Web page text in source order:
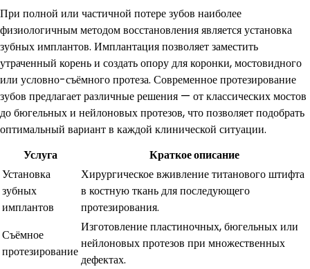
При полной или частичной потере зубов наиболее
физиологичным методом восстановления является установка
зубных имплантов. Имплантация позволяет заместить
утраченный корень и создать опору для коронки, мостовидного
или условно-съёмного протеза. Современное протезирование
зубов предлагает различные решения — от классических мостов
до бюгельных и нейлоновых протезов, что позволяет подобрать
оптимальный вариант в каждой клинической ситуации.
Услуга
Краткое описание
Установка
зубных
имплантов
Хирургическое вживление титанового штифта
в костную ткань для последующего
протезирования.
Съёмное
протезирование
Изготовление пластиночных, бюгельных или
нейлоновых протезов при множественных
дефектах.